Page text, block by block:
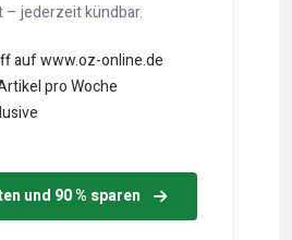
– jederzeit kündbar.
auf www.oz-online.de
pro Woche
und 90 % sparen